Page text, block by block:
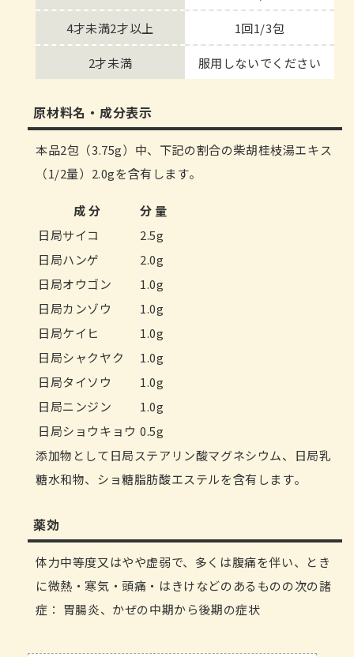
4才未満2才以上 1回1/3包
2才未満 服用しないでください
原材料名・成分表示
本品2包（3.75g）中、下記の割合の柴胡桂枝湯エキス
（1/2量）2.0gを含有します。
成 分
分 量
日局サイコ
2.5g
日局ハンゲ
2.0g
日局オウゴン
1.0g
日局カンゾウ
1.0g
日局ケイヒ
1.0g
日局シャクヤク
1.0g
日局タイソウ
1.0g
日局ニンジン
1.0g
日局ショウキョウ 0.5g
添加物として日局ステアリン酸マグネシウム、日局乳
糖水和物、ショ糖脂肪酸エステルを含有します。
薬効
体力中等度又はやや虚弱で、多くは腹痛を伴い、とき
に微熱・寒気・頭痛・はきけなどのあるものの次の諸
症： 胃腸炎、かぜの中期から後期の症状